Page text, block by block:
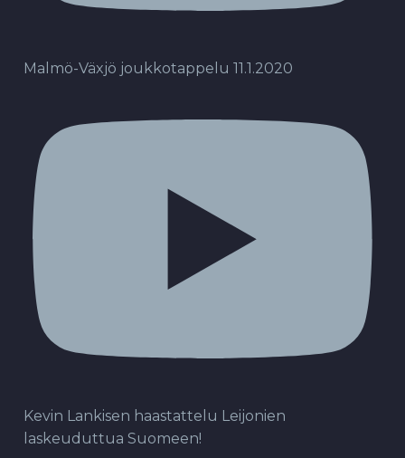
Malmö-Växjö joukkotappelu 11.1.2020
Kevin Lankisen haastattelu Leijonien
laskeuduttua Suomeen!